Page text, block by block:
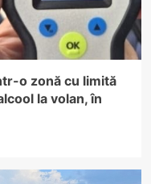
o zonă cu limită
la volan, în